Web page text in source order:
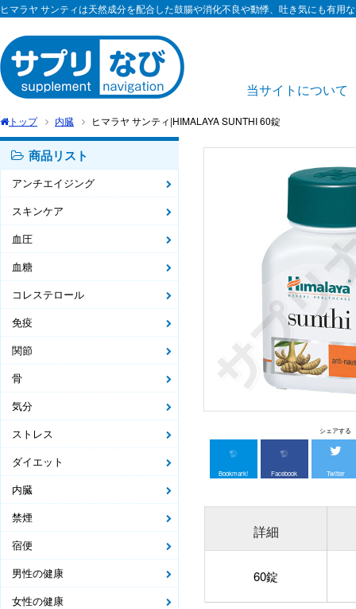
ヒマラヤ サンティは天然成分を配合した鼓腸や消化不良や動悸、吐き気にも有用
当サイトについて
トップ 内臓 ヒマラヤ サンティ|HIMALAYA SUNTHI 60錠
商品リスト
アンチエイジング
スキンケア
血圧
血糖
コレステロール
免疫
関節
骨
気分
ストレス
ダイエット
内臓
禁煙
宿便
男性の健康
女性の健康
シェアする
Bookmark! Facebook Twitter
詳細
60錠